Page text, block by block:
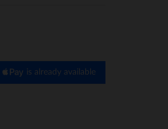
is already available